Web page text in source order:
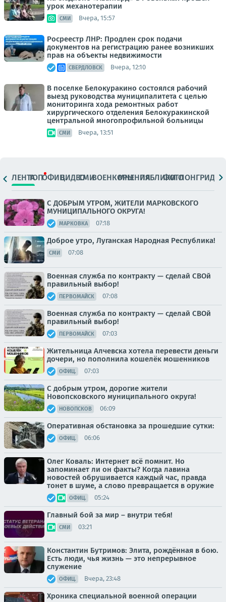
урок механотерапии
СМИ Вчера, 15:57
Росреестр ЛНР: Продлен срок подачи
документов на регистрацию ранее возникших
прав на объекты недвижимости
СВЕРДЛОВСК Вчера, 12:10
В поселке Белокуракино состоялся рабочий
выезд руководства муниципалитета с целью
мониторинга хода ремонтных работ
хирургического отделения Белокуракинской
центральной многопрофильной больницы
СМИ Вчера, 13:51
ЛЕНТАТОПОФИЦ.ВИДЕОСМИВОЕНКОРЫМНЕНИЯПАБЛИКИ
ФОТОЛОНГРИДЫ
С ДОБРЫМ УТРОМ, ЖИТЕЛИ МАРКОВСКОГО
МУНИЦИПАЛЬНОГО ОКРУГА!
МАРКОВКА 07:18
Доброе утро, Луганская Народная Республика!
СМИ 07:08
Военная служба по контракту — сделай СВОй
правильный выбор!
ПЕРВОМАЙСК 07:08
Военная служба по контракту — сделай СВОй
правильный выбор!
ПЕРВОМАЙСК 07:03
Жительница Алчевска хотела перевести деньги
дочери, но пополнила кошелёк мошенников
ОФИЦ. 07:03
С добрым утром, дорогие жители
Новопсковского муниципального округа!
НОВОПСКОВ 06:09
Оперативная обстановка за прошедшие сутки:
ОФИЦ. 06:06
Олег Коваль: Интернет всё помнит. Но
запоминает ли он факты? Когда лавина
новостей обрушивается каждый час, правда
тонет в шуме, а слово превращается в оружие
ОФИЦ. 05:24
Главный бой за мир – внутри тебя!
СМИ 03:21
Константин Бутримов: Элита, рождённая в бою.
Есть люди, чья жизнь — это непрерывное
служение
ОФИЦ. Вчера, 23:48
Хроника специальной военной операции